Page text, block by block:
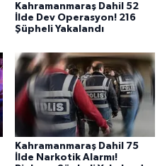
Kahramanmaraş Dahil 52
İlde Dev Operasyon! 216
Şüpheli Yakalandı
Kahramanmaraş Dahil 75
İlde Narkotik Alarmı!